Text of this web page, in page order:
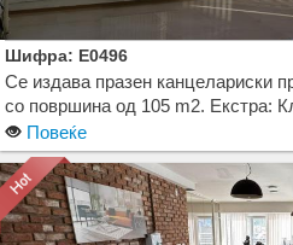
Шифра: E0496
Се издава празен канцелариски
со површина од 105 m2. Екстра:
Лифт, Паркинг, Аларм, Гаража.
Повеќе